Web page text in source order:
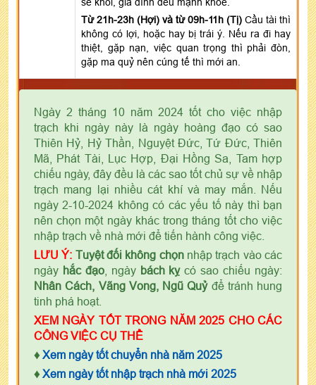
Từ 21h-23h (Hợi) và từ 09h-11h (Tị) Cầu tài thì
không có lợi, hoặc hay bị trái ý. Nếu ra đi hay
thiệt, gặp nạn, việc quan trọng thì phải đòn,
gặp ma quỷ nên cúng tế thì mới an.
Ngày 2 tháng 10 năm 2024 tốt cho việc nhập
trạch khi ngày này là ngày hoàng đạo có sao
Thiên Hỷ, Hỷ Thần, Nguyệt Đức, Tứ Đức, Thiên
Mã, Phát Tài, Lục Hợp, Đại Hồng Sa, Tam hợp
chiếu ngày, đây đều là các sao tốt chủ sự về nhập
trạch mang lại nhiều cát khí và may mắn. Nếu
ngày 2-10-2024 không có các yếu tố này thì bạn
nên chọn một ngày khác trong tháng tốt cho việc
nhập trạch về nhà mới để tiến hành công việc.
LƯU Ý: Tuyệt đối không chọnnhập trạch vào các
ngày hắc đạo, ngày bách kỵcó sao chiếu ngày:
Nhân Cách, Vãng Vong, Ngũ Quỷđể tránh hung
tinh phá hoạt.
XEM NGÀY TỐT TRONG NĂM 2025 CHO CÁC
CÔNG VIỆC CỤ THỂ
♦ Xem ngày tốt chuyển nhà năm 2025
♦ Xem ngày tốt nhập trạch nhà mới 2025